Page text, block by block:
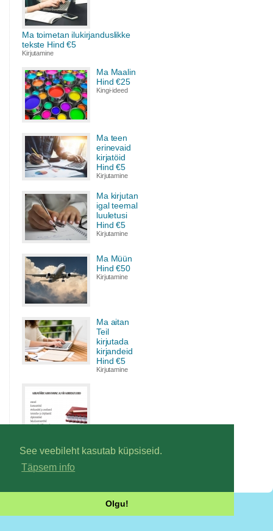
See veebileht kasutab küpsiseid.
Täpsem info
Olgu!
Ma toimetan ilukirjanduslikke
tekste Hind €5
Kirjutamine
Ma Maalin
Hind €25
Kingi-ideed
Ma teen
erinevaid
kirjatöid
Hind €5
Kirjutamine
Ma kirjutan
igal teemal
luuletusi
Hind €5
Kirjutamine
Ma Müün
Hind €50
Kirjutamine
Ma aitan
Teil
kirjutada
kirjandeid
Hind €5
Kirjutamine
kursusetöö, praktikaaruande,
äri- või turundusplaani Hind €5
Kirjutamine